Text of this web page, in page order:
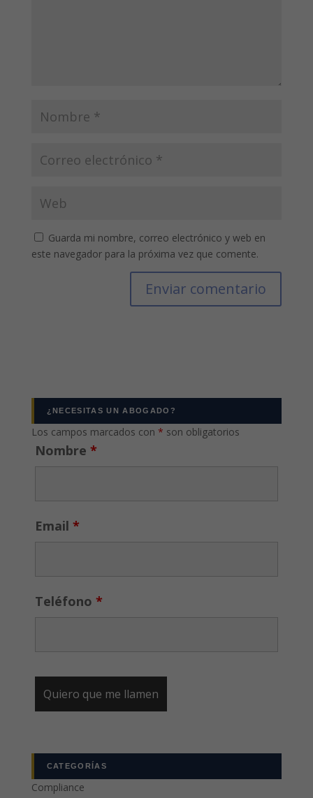
Guarda mi nombre, correo electrónico y web en
este navegador para la próxima vez que comente.
¿NECESITAS UN ABOGADO?
Los campos marcados con * son obligatorios
Nombre *
Email *
Teléfono *
CATEGORÍAS
Compliance